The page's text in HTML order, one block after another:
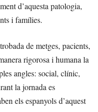
d’aquesta patologia,
i famílies.
de metges, pacients,
rigorosa i humana la
angles: social, clínic,
la jornada es
els espanyols d’aquest